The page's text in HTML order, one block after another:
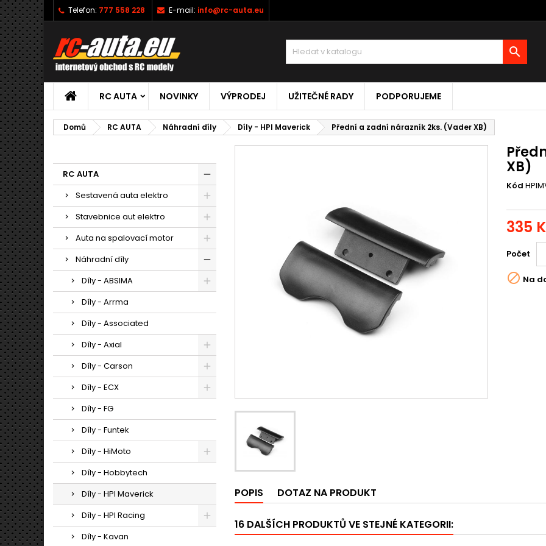
Telefon: 777 558 228 E-mail: info@rc-auta.eu

RC AUTA NOVINKY VÝPRODEJ UŽITEČNÉ RADY PODPORUJEME
Domů RC AUTA Náhradní díly Díly - HPI Maverick Přední a zadní nárazník 2ks. (Vader XB)
RC AUTA
Sestavená auta elektro
Stavebnice aut elektro
Auta na spalovací motor
Náhradní díly
Díly - ABSIMA
Díly - Arrma
Díly - Associated
Díly - Axial
Díly - Carson
Díly - ECX
Díly - FG
Díly - Funtek
Díly - HiMoto
Díly - Hobbytech
Díly - HPI Maverick
Díly - HPI Racing
Díly - Kavan
XB)
Kód
335
Počet
 Na
POPIS DOTAZ NA PRODUKT
16 DALŠÍCH PRODUKTŮ VE STEJNÉ KATEGORII: